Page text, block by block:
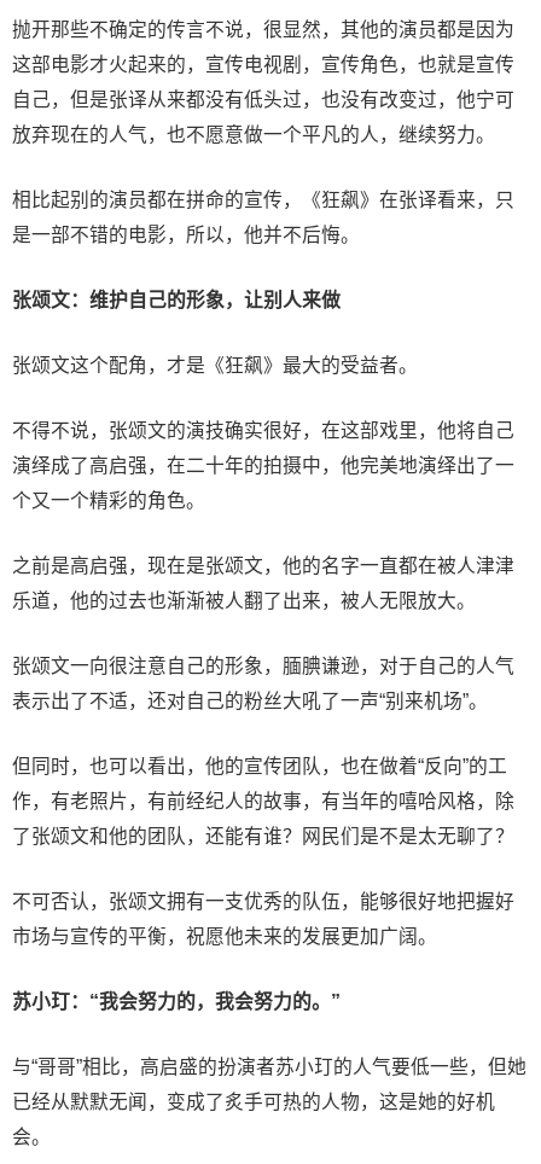
抛开那些不确定的传言不说，很显然，其他的演员都是因为
这部电影才火起来的，宣传电视剧，宣传角色，也就是宣传
自己，但是张译从来都没有低头过，也没有改变过，他宁可
放弃现在的人气，也不愿意做一个平凡的人，继续努力。
相比起别的演员都在拼命的宣传，《狂飙》在张译看来，只
是一部不错的电影，所以，他并不后悔。
张颂文： 维护自己的形象， 让别 人来做
张颂文这个配角，才是《狂飙》最大的受益者。
不得不说，张颂文的演技确实很好，在这部戏里，他将自己
演绎成了高启强，在二十年的拍摄中，他完美地演绎出了一
个又一个精彩的角色。
之前是高启强，现在是张颂文，他的名字一直都在被人津津
乐道，他的过去也渐渐被人翻了出来，被人无限放大。
张颂文一向很注意自己的形象，腼腆谦逊，对于自己的人气
表示出了不适，还对自己的粉丝大吼了一声“别来机场”。
但同时，也可以看出，他的宣传团队，也在做着“反向”的工
作，有老照片，有前经纪人的故事，有当年的嘻哈风格，除
了张颂文和他的团队，还能有谁？网民们是不是太无聊了？
不可否认，张颂文拥有一支优秀的队伍，能够很好地把握好
市场与宣传的平衡，祝愿他未来的发展更加广阔。
苏小玎： “我会努力的，我会努力的。”
与“哥哥”相比，高启盛的扮演者苏小玎的人气要低一些，但她
已经从默默无闻，变成了炙手可热的人物，这是她的好机
会。